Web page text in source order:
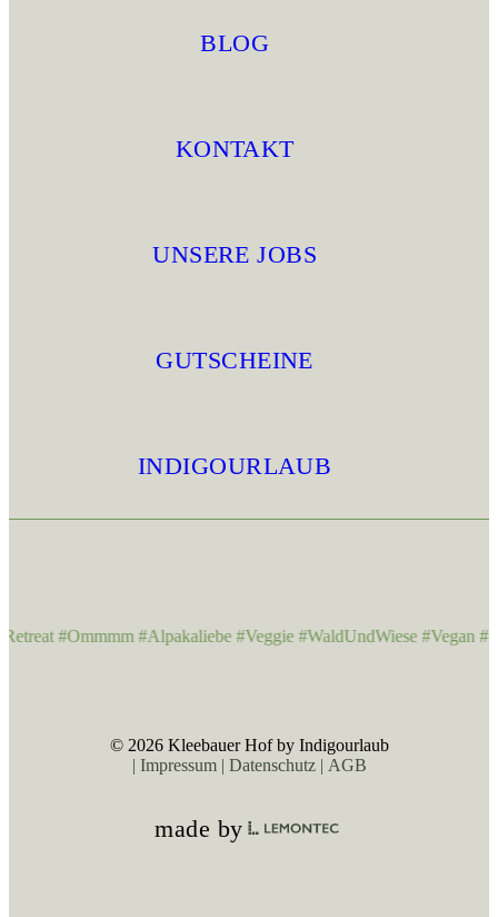
BLOG
KONTAKT
UNSERE JOBS
GUTSCHEINE
INDIGOURLAUB
#Ommmm #Alpakaliebe #Veggie #WaldUndWiese #Vegan
© 2026 Kleebauer Hof by Indigourlaub
Impressum
Datenschutz AGB
made by